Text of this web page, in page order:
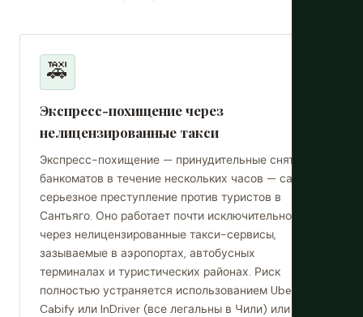
🚕
Экспресс-похищение через
нелицензированные такси
Экспресс-похищение — принудительные снятия с
банкоматов в течение нескольких часов — самое
серьезное преступление против туристов в
Сантьяго. Оно работает почти исключительно
через нелицензированные такси-сервисы,
зазываемые в аэропортах, автобусных
терминалах и туристических районах. Риск
полностью устраняется использованием Uber,
Cabify или InDriver (все легальны в Чили) или